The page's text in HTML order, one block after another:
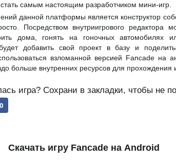
самым настоящим разработчиком мини-игр.
данной платформы является конструктор
Посредством внутриигрового редактора
дома, гонять на гоночных автомобилях
добавить свой проект в базу и
взломанной версией Fancade на
больше внутренних ресурсов для прохождения
игра? Сохрани в закладки, чтобы не
0
Скачать игру Fancade на Android